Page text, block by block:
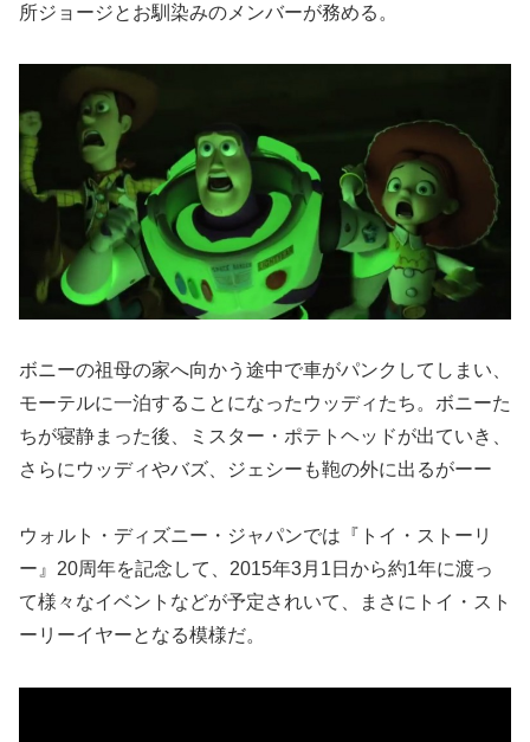
所ジョージとお馴染みのメンバーが務める。
ボニーの祖母の家へ向かう途中で車がパンクしてしまい、
モーテルに一泊することになったウッディたち。ボニーた
ちが寝静まった後、ミスター・ポテトヘッドが出ていき、
さらにウッディやバズ、ジェシーも鞄の外に出るがーー
ウォルト・ディズニー・ジャパンでは『トイ・ストーリ
ー』20周年を記念して、2015年3月1日から約1年に渡っ
て様々なイベントなどが予定されいて、まさにトイ・スト
ーリーイヤーとなる模様だ。